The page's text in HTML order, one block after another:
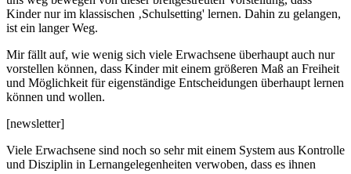
Kinder nur im klassischen ‚Schulsetting' lernen. Dahin zu gelangen,
ist ein langer Weg.
Mir fällt auf, wie wenig sich viele Erwachsene überhaupt auch nur
vorstellen können, dass Kinder mit einem größeren Maß an Freiheit
und Möglichkeit für eigenständige Entscheidungen überhaupt lernen
können und wollen.
[newsletter]
Viele Erwachsene sind noch so sehr mit einem System aus Kontrolle
und Disziplin in Lernangelegenheiten verwoben, dass es ihnen